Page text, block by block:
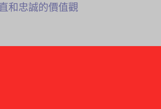
和忠誠的價值觀